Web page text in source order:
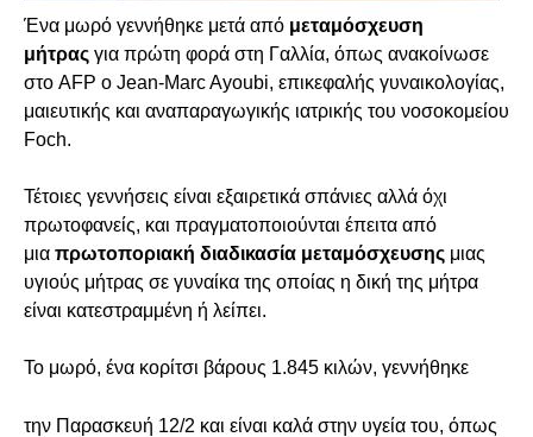
Ένα μωρό γεννήθηκε μετά από μεταμόσχευση
μήτρας για πρώτη φορά στη Γαλλία, όπως ανακοίνωσε
στο AFP ο Jean-Marc Ayoubi, επικεφαλής γυναικολογίας,
μαιευτικής και αναπαραγωγικής ιατρικής του νοσοκομείου
Foch.
Τέτοιες γεννήσεις είναι εξαιρετικά σπάνιες αλλά όχι
πρωτοφανείς, και πραγματοποιούνται έπειτα από
μια πρωτοποριακή διαδικασία μεταμόσχευσης μιας
υγιούς μήτρας σε γυναίκα της οποίας η δική της μήτρα
είναι κατεστραμμένη ή λείπει.
Το μωρό, ένα κορίτσι βάρους 1.845 κιλών, γεννήθηκε
την Παρασκευή 12/2 και είναι καλά στην υγεία του, όπως